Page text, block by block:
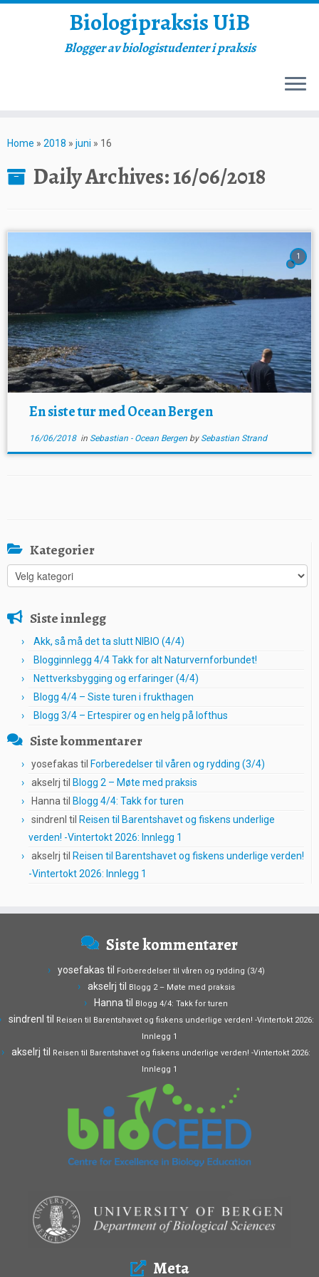
to
Biologipraksis UiB
Blogger av biologistudenter i praksis
Home » 2018 » juni » 16
Daily Archives:16/06/2018
1
En siste tur med Ocean Bergen
16/06/2018in Sebastian - Ocean Bergen by Sebastian Strand
Kategorier
Kategorier
Siste innlegg
Akk, så må det ta slutt NIBIO (4/4)
Blogginnlegg 4/4 Takk for alt Naturvernforbundet!
Nettverksbygging og erfaringer (4/4)
Blogg 4/4 – Siste turen i frukthagen
Blogg 3/4 – Ertespirer og en helg på lofthus
Siste kommentarer
yosefakas til Forberedelser til våren og rydding (3/4)
akselrj til Blogg 2 – Møte med praksis
Hanna til Blogg 4/4: Takk for turen
sindrenl til Reisen til Barentshavet og fiskens underlige
verden! -Vintertokt 2026: Innlegg 1
akselrj til Reisen til Barentshavet og fiskens underlige verden!
-Vintertokt 2026: Innlegg 1
Siste kommentarer
yosefakas til Forberedelser til våren og rydding (3/4)
akselrj til Blogg 2 – Møte med praksis
Hanna til Blogg 4/4: Takk for turen
sindrenl til Reisen til Barentshavet og fiskens underlige verden! -Vintertokt 2026:
Innlegg 1
akselrj til Reisen til Barentshavet og fiskens underlige verden! -Vintertokt 2026:
Innlegg 1
Meta